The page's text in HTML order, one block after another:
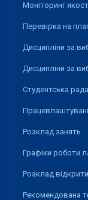
Моніторинг
Перевірка на
Дисципліни за
Дисципліни за
Студентська рада
Розклад занять
Графіки роботи
Розклад
Рекомендована